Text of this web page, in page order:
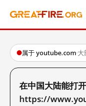
属于 youtube.com·大
在中国大陆能打开
https://